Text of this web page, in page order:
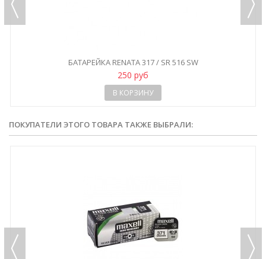
БАТАРЕЙКА RENATA 317 / SR 516 SW
250 руб
В КОРЗИНУ
ПОКУПАТЕЛИ ЭТОГО ТОВАРА ТАКЖЕ ВЫБРАЛИ: